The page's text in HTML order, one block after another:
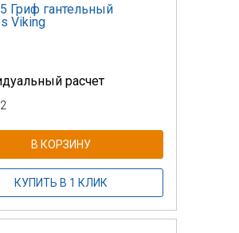
Гриф гантельный
Viking
расчет
В КОРЗИНУ
КУПИТЬ В 1 КЛИК